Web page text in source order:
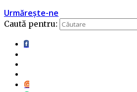
Urmărește-ne
Caută pentru: